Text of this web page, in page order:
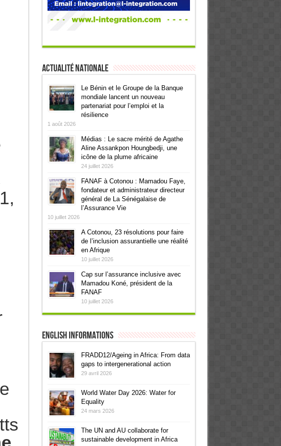
Actualité Nationale
Le Bénin et le Groupe de la Banque
mondiale lancent un nouveau
partenariat pour l’emploi et la
résilience
1 août 2026
Médias : Le sacre mérité de Agathe
Aline Assankpon Houngbedji, une
icône de la plume africaine
24 juillet 2026
FANAF à Cotonou : Mamadou Faye,
fondateur et administrateur directeur
général de La Sénégalaise de
l’Assurance Vie
10 juillet 2026
A Cotonou, 23 résolutions pour faire
de l’inclusion assurantielle une réalité
en Afrique
10 juillet 2026
Cap sur l’assurance inclusive avec
Mamadou Koné, président de la
FANAF
10 juillet 2026
English informations
FRADD12/Ageing in Africa: From data
gaps to intergenerational action
29 avril 2026
World Water Day 2026: Water for
Equality
24 mars 2026
The UN and AU collaborate for
sustainable development in Africa